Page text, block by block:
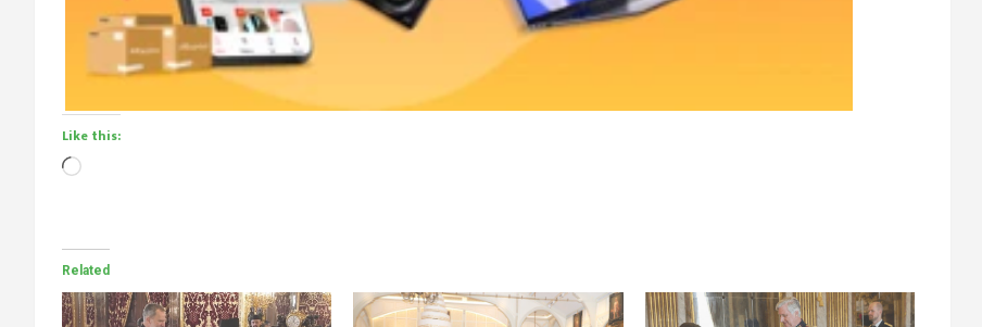
Like this:
Loading…
Related